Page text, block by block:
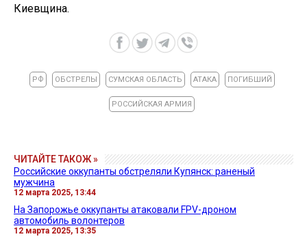
Киевщина.
РФ ОБСТРЕЛЫ СУМСКАЯ ОБЛАСТЬ АТАКА ПОГИБШИЙ
РОССИЙСКАЯ АРМИЯ
ЧИТАЙТЕ ТАКОЖ »
Российские оккупанты обстреляли Купянск: раненый
мужчина
12 марта 2025, 13:44
На Запорожье оккупанты атаковали FPV-дроном
автомобиль волонтеров
12 марта 2025, 13:35